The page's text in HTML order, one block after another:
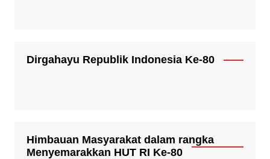
Dirgahayu Republik Indonesia Ke-80
Himbauan Masyarakat dalam rangka
Menyemarakkan HUT RI Ke-80